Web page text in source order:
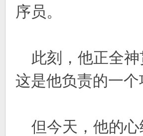
序员。
此刻，他正全神
这是他负责的一
但今天，他的心